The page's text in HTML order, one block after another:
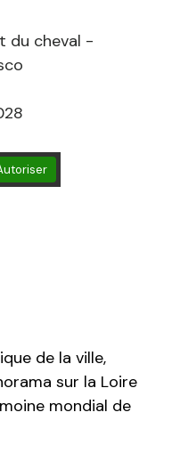
du cheval -
de la ville,
sur la Loire
mondial de